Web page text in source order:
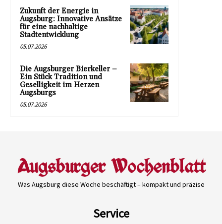
Zukunft der Energie in
Augsburg: Innovative Ansätze
für eine nachhaltige
Stadtentwicklung
05.07.2026
Die Augsburger Bierkeller –
Ein Stück Tradition und
Geselligkeit im Herzen
Augsburgs
05.07.2026
Was Augsburg diese Woche beschäftigt – kompakt und präzise
Service